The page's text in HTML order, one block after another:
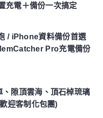
充電＋備份一次搞定
/ iPhone資料備份首選
Pro充電備份
、隙頂雲海、頂石棹琉璃
迎客制化包團)